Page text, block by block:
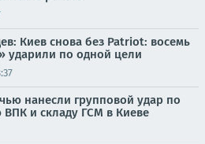
Киев снова без Patriot: восемь
ударили по одной цели
нанесли групповой удар по
и складу ГСМ в Киеве